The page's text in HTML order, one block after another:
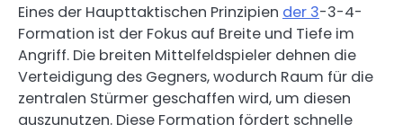
Eines der Haupttaktischen Prinzipien der 3-3-4-
Formation ist der Fokus auf Breite und Tiefe im
Angriff. Die breiten Mittelfeldspieler dehnen die
Verteidigung des Gegners, wodurch Raum für die
zentralen Stürmer geschaffen wird, um diesen
auszunutzen. Diese Formation fördert schnelle